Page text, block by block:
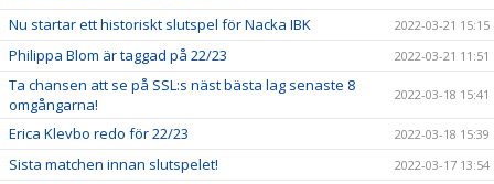
Nu startar ett historiskt slutspel för Nacka IBK 2022-03-21 15:15
Philippa Blom är taggad på 22/23 2022-03-21 11:51
Ta chansen att se på SSL:s näst bästa lag senaste 8
omgångarna!
2022-03-18 15:41
Erica Klevbo redo för 22/23 2022-03-18 15:39
Sista matchen innan slutspelet! 2022-03-17 13:54